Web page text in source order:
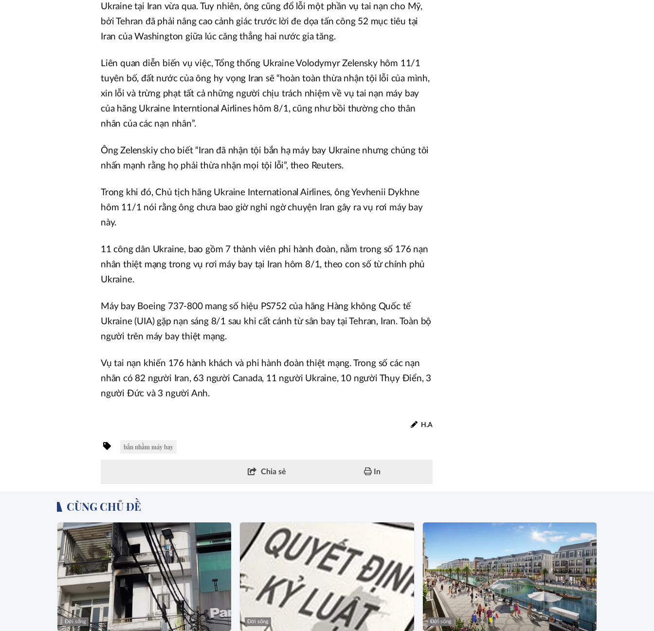
Ukraine tại Iran vừa qua. Tuy nhiên, ông cũng đổ lỗi một phần vụ tai nạn cho Mỹ,
bởi Tehran đã phải nâng cao cảnh giác trước lời đe dọa tấn công 52 mục tiêu tại
Iran của Washington giữa lúc căng thẳng hai nước gia tăng.
Liên quan diễn biến vụ việc, Tổng thống Ukraine Volodymyr Zelensky hôm 11/1
tuyên bố, đất nước của ông hy vọng Iran sẽ “hoàn toàn thừa nhận tội lỗi của mình,
xin lỗi và trừng phạt tất cả những người chịu trách nhiệm về vụ tai nạn máy bay
của hãng Ukraine Interntional Airlines hôm 8/1, cũng như bồi thường cho thân
nhân của các nạn nhân”.
Ông Zelenskiy cho biết “Iran đã nhận tội bắn hạ máy bay Ukraine nhưng chúng tôi
nhấn mạnh rằng họ phải thừa nhận mọi tội lỗi”, theo Reuters.
Trong khi đó, Chủ tịch hãng Ukraine International Airlines, ông Yevhenii Dykhne
hôm 11/1 nói rằng ông chưa bao giờ nghi ngờ chuyện Iran gây ra vụ rơi máy bay
này.
11 công dân Ukraine, bao gồm 7 thành viên phi hành đoàn, nằm trong số 176 nạn
nhân thiệt mạng trong vụ rơi máy bay tại Iran hôm 8/1, theo con số từ chính phủ
Ukraine.
Máy bay Boeing 737-800 mang số hiệu PS752 của hãng Hàng không Quốc tế
Ukraine (UIA) gặp nạn sáng 8/1 sau khi cất cánh từ sân bay tại Tehran, Iran. Toàn bộ
người trên máy bay thiệt mạng.
Vụ tai nạn khiến 176 hành khách và phi hành đoàn thiệt mạng. Trong số các nạn
nhân có 82 người Iran, 63 người Canada, 11 người Ukraine, 10 người Thụy Điển, 3
người Đức và 3 người Anh.
H.A
bắn nhầm máy bay
Chia sẻ In
CÙNG CHỦ ĐỀ
Đời sống Đời sống Đời sống